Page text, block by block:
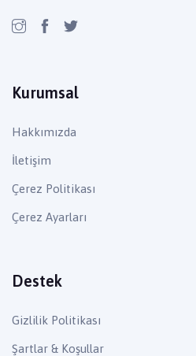
Kurumsal
Hakkımızda
İletişim
Çerez Politikası
Çerez Ayarları
Destek
Gizlilik Politikası
Şartlar & Koşullar